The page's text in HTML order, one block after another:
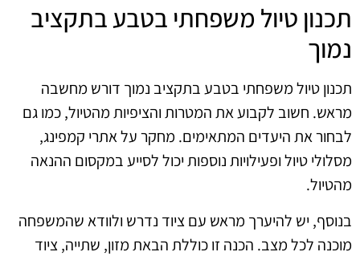
תכנון טיול משפחתי בטבע בתקציב
נמוך
תכנון טיול משפחתי בטבע בתקציב נמוך דורש מחשבה
מראש. חשוב לקבוע את המטרות והציפיות מהטיול, כמו גם
לבחור את היעדים המתאימים. מחקר על אתרי קמפינג,
מסלולי טיול ופעילויות נוספות יכול לסייע במקסום ההנאה
מהטיול.
בנוסף, יש להיערך מראש עם ציוד נדרש ולוודא שהמשפחה
מוכנה לכל מצב. הכנה זו כוללת הבאת מזון, שתייה, ציוד